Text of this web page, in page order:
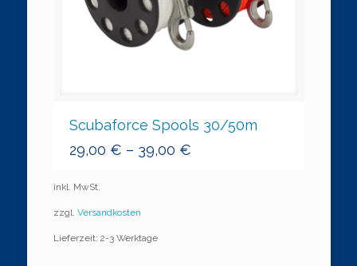
Scubaforce Spools 30/50m
29,00 € – 39,00 €
inkl. MwSt.
zzgl. Versandkosten
Lieferzeit: 2-3 Werktage